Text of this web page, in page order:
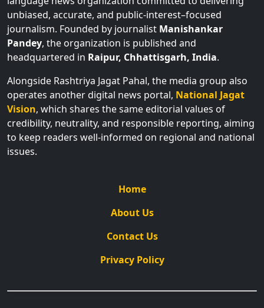
unbiased, accurate, and public-interest–focused
journalism. Founded by journalist Manishankar
Pandey, the organization is published and
headquartered in Raipur, Chhattisgarh, India.
Alongside Rashtriya Jagat Pahal, the media group also
operates another digital news portal, National Jagat
Vision, which shares the same editorial values of
credibility, neutrality, and responsible reporting, aiming
to keep readers well-informed on regional and national
issues.
Home
About Us
Contact Us
Privacy Policy